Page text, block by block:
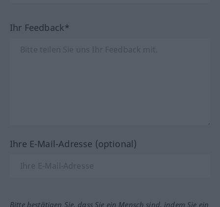
Ihr Feedback*
Ihre E-Mail-Adresse (optional)
Bitte bestätigen Sie, dass Sie ein Mensch sind, indem Sie ein